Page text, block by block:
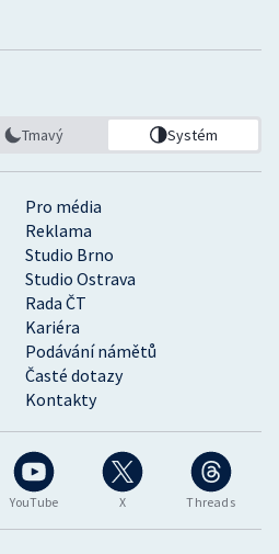
YouTube X Threads
Pro média
Reklama
Studio Brno
Studio Ostrava
Rada ČT
Kariéra
Podávání námětů
Časté dotazy
Kontakty
Tmavý Systém